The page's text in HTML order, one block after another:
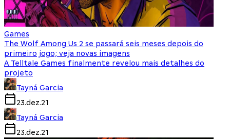
Games
The Wolf Among Us 2 se passará seis meses depois do
primeiro jogo; veja novas imagens
A Telltale Games finalmente revelou mais detalhes do
projeto
Tayná Garcia
23.dez.21
Tayná Garcia
23.dez.21